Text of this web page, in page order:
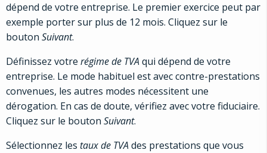
dépend de votre entreprise. Le premier exercice peut par
exemple porter sur plus de 12 mois. Cliquez sur le
bouton Suivant.
Définissez votre régime de TVAqui dépend de votre
entreprise. Le mode habituel est avec contre-prestations
convenues, les autres modes nécessitent une
dérogation. En cas de doute, vérifiez avec votre fiduciaire.
Cliquez sur le bouton Suivant.
Sélectionnez les taux de TVAdes prestations que vous